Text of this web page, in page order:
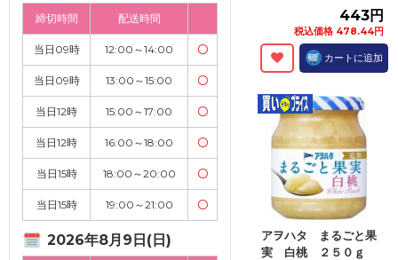
締切時間 配送時間
当日09時 12:00～14:00 〇
当日09時 13:00～15:00 〇
当日12時 15:00～17:00 〇
当日12時 16:00～18:00 〇
当日15時 18:00～20:00 〇
当日15時 19:00～21:00 〇
2026年8月9日(日)
443円
税込価格 478.44円
カートに追加
アヲハタ まるごと果
実 白桃 ２５０ｇ